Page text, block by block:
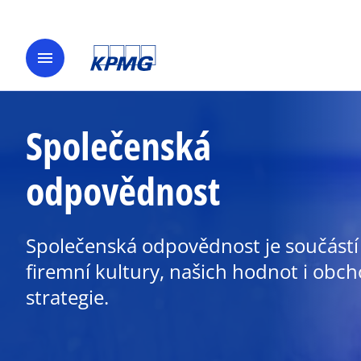
menu
Společenská
odpovědnost
Společenská odpovědnost je
firemní kultury, našich hodnot i
strategie.